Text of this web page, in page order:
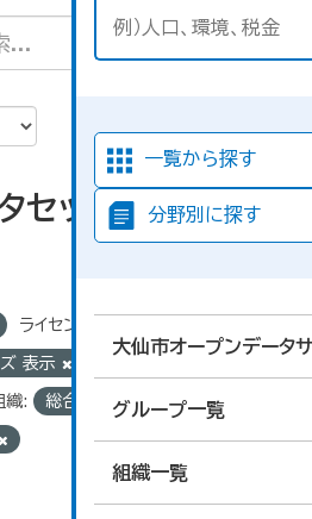
一覧から探す
分野別に探す
大仙市オープンデータ
グループ一覧
組織一覧
セットが見つか
ライセンス:
ズ 表示
織: 総合政策課 タグ: